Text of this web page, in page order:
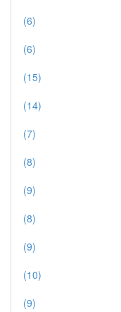
(6)
(6)
(15)
(14)
(7)
(8)
(9)
(8)
(9)
(10)
(9)